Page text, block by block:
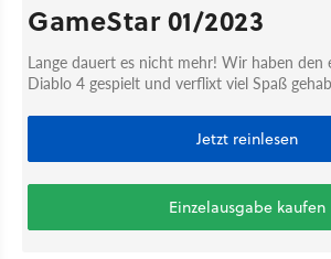
GameStar 01/2023
Lange dauert es nicht mehr! Wir haben den
Diablo 4 gespielt und verflixt viel Spaß
Jetzt reinlesen
Einzelausgabe kaufen